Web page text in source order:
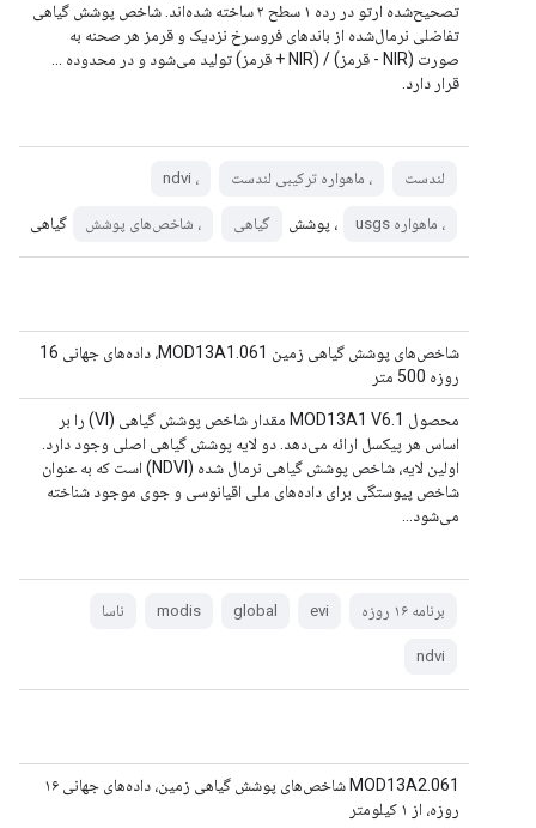
تصحیح‌شده ارتو در رده ۱ سطح ۲ ساخته شده‌اند. شاخص پوشش گیاهی
تفاضلی نرمال‌شده از باندهای فروسرخ نزدیک و قرمز هر صحنه به
صورت (NIR - قرمز) / (NIR + قرمز) تولید می‌شود و در محدوده ...
قرار دارد.
لندست ، ماهواره ترکیبی لندست ، ndvi
، ماهواره usgs ، پوشش گیاهی ، شاخص‌های پوشش گیاهی
شاخص‌های پوشش گیاهی زمین MOD13A1.061، داده‌های جهانی 16
روزه 500 متر
محصول MOD13A1 V6.1 مقدار شاخص پوشش گیاهی (VI) را بر
اساس هر پیکسل ارائه می‌دهد. دو لایه پوشش گیاهی اصلی وجود دارد.
اولین لایه، شاخص پوشش گیاهی نرمال شده (NDVI) است که به عنوان
شاخص پیوستگی برای داده‌های ملی اقیانوسی و جوی موجود شناخته
می‌شود...
برنامه ۱۶ روزه evi
global
modis ناسا
ndvi
MOD13A2.061 شاخص‌های پوشش گیاهی زمین، داده‌های جهانی ۱۶
روزه، از ۱ کیلومتر